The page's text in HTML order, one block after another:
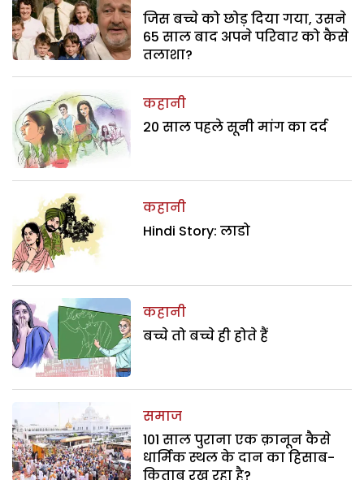
जिस बच्चे को छोड़ दिया गया, उसने
65 साल बाद अपने परिवार को कैसे
तलाशा?
कहानी
20 साल पहले सूनी मांग का दर्द
कहानी
Hindi Story: लाडो
कहानी
बच्चे तो बच्चे ही होते हैं
समाज
101 साल पुराना एक क़ानून कैसे
धार्मिक स्थल के दान का हिसाब-
किताब रख रहा है?